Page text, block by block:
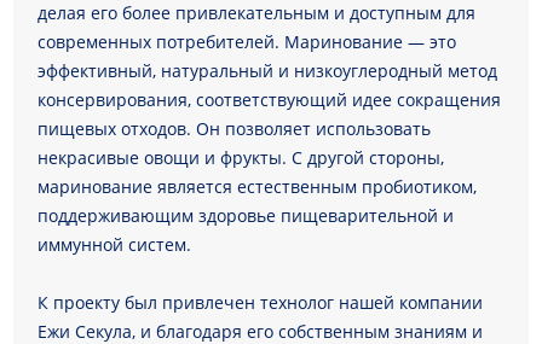
делая его более привлекательным и доступным для
современных потребителей. Маринование — это
эффективный, натуральный и низкоуглеродный метод
консервирования, соответствующий идее сокращения
пищевых отходов. Он позволяет использовать
некрасивые овощи и фрукты. С другой стороны,
маринование является естественным пробиотиком,
поддерживающим здоровье пищеварительной и
иммунной систем.
К проекту был привлечен технолог нашей компании
Ежи Секула, и благодаря его собственным знаниям и